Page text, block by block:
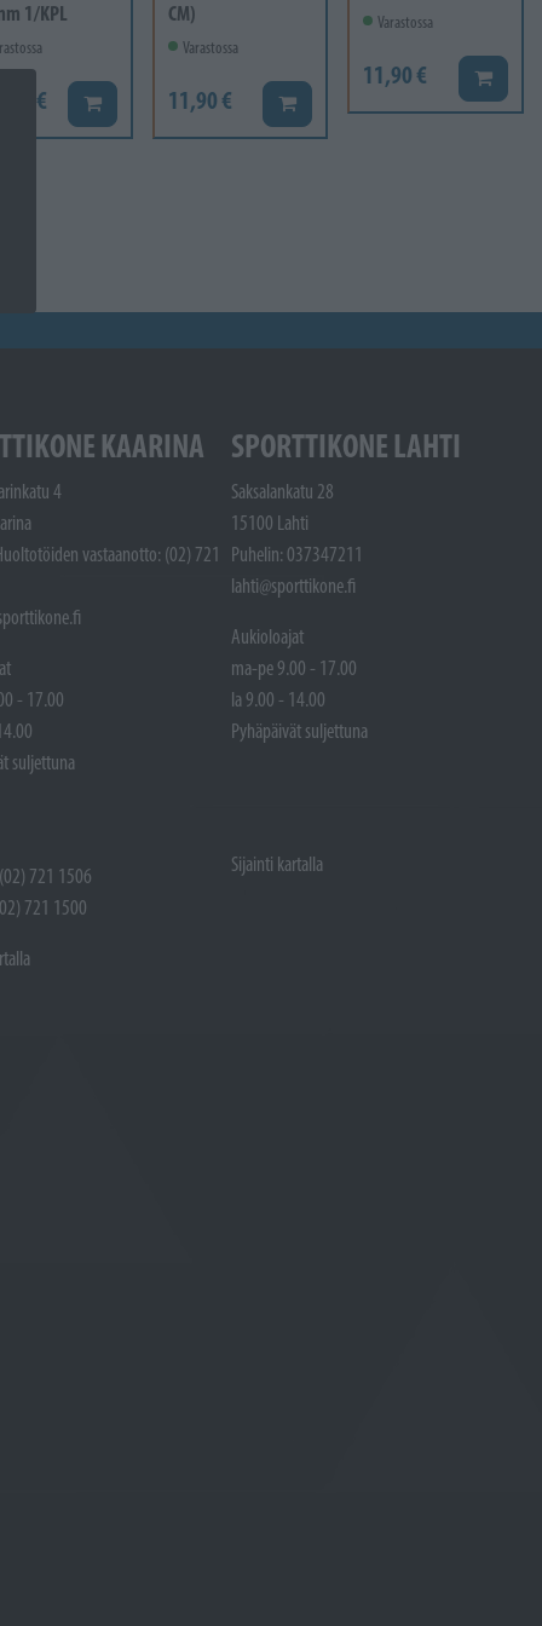
1/KPL
€ Lisää koriin
CM)
Varastossa
11,90 € Lisää koriin
Varastossa
11,90 € Lisää
KAARINA
4
vastaanotto: (02) 721
- 17.00
suljettuna
721 1506
721 1500
SPORTTIKONE LAHTI
Saksalankatu 28
15100 Lahti
Puhelin: 037347211
lahti@sporttikone.fi
Aukioloajat
ma-pe 9.00 - 17.00
la 9.00 - 14.00
Pyhäpäivät suljettuna
Sijainti kartalla